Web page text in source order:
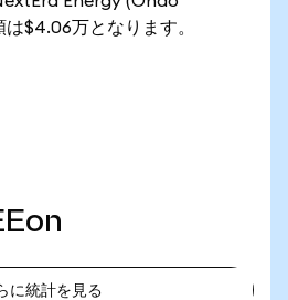
$4.06万となります。
に統計を見る